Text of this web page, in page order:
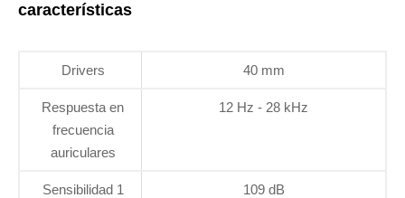
características
Drivers 40 mm
Respuesta en
frecuencia
auriculares
12 Hz - 28 kHz
Sensibilidad 1
109 dB